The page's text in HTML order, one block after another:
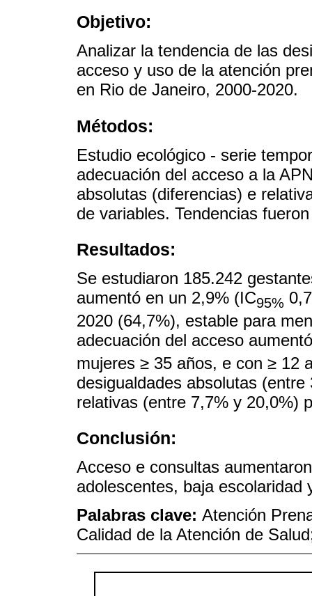
Objetivo:
Analizar la tendencia de las
acceso y uso de la atención
en Rio de Janeiro, 2000-2020.
Métodos:
Estudio ecológico - serie
adecuación del acceso a la
absolutas (diferencias) e
de variables. Tendencias
Resultados:
Se estudiaron 185.242
aumentó en un 2,9% (IC95%
2020 (64,7%), estable para
adecuación del acceso
mujeres ≥ 35 años, e con ≥ 12
desigualdades absolutas
relativas (entre 7,7% y 20,0%)
Conclusión:
Acceso e consultas
adolescentes, baja
Palabras clave: Atención
Calidad de la Atención de